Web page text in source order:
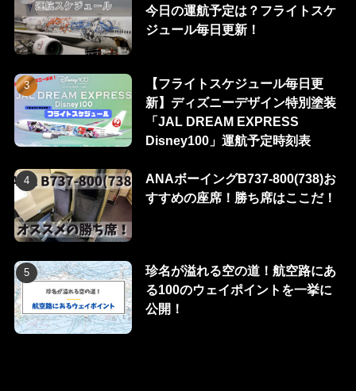
今日の運航予定は？フライトスケ
ジュール毎日更新！
【フライトスケジュール毎日更
新】ディズニーデザイン特別塗装
「JAL DREAM EXPRESS
Disney100」運航予定時刻表
ANAボーイングB737-800(738)お
すすめの座席！勝ち席はここだ！
珍名が溢れる空の道！航空路にあ
る100のウェイポイントを一挙に
公開！